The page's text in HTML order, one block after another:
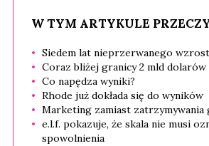
W TYM ARTYKULE
Siedem lat nieprzerwanego
Coraz bliżej granicy 2 mld dolarów
Co napędza wyniki?
Rhode już dokłada się do wyników
Marketing zamiast
e.l.f. pokazuje, że skala nie musi
spowolnienia